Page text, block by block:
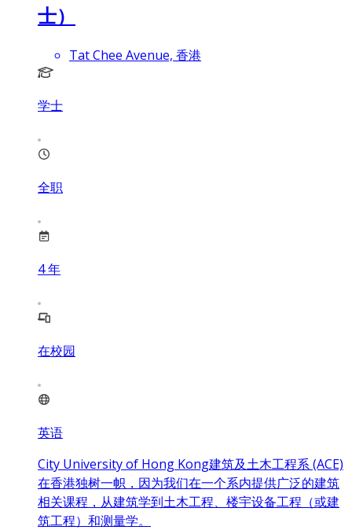
士）
Tat Chee Avenue, 香港
学士
全职
4年
在校园
英语
City University of Hong Kong建筑及土木工程系 (ACE)
在香港独树一帜，因为我们在一个系内提供广泛的建筑
相关课程，从建筑学到土木工程、楼宇设备工程（或建
筑工程）和测量学。